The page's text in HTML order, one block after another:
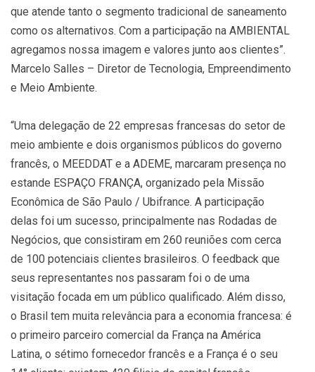
que atende tanto o segmento tradicional de saneamento
como os alternativos. Com a participação na AMBIENTAL
agregamos nossa imagem e valores junto aos clientes”.
Marcelo Salles – Diretor de Tecnologia, Empreendimento
e Meio Ambiente.
“Uma delegação de 22 empresas francesas do setor de
meio ambiente e dois organismos públicos do governo
francês, o MEEDDAT e a ADEME, marcaram presença no
estande ESPAÇO FRANÇA, organizado pela Missão
Econômica de São Paulo / Ubifrance. A participação
delas foi um sucesso, principalmente nas Rodadas de
Negócios, que consistiram em 260 reuniões com cerca
de 100 potenciais clientes brasileiros. O feedback que
seus representantes nos passaram foi o de uma
visitação focada em um público qualificado. Além disso,
o Brasil tem muita relevância para a economia francesa: é
o primeiro parceiro comercial da França na América
Latina, o sétimo fornecedor francês e a França é o seu